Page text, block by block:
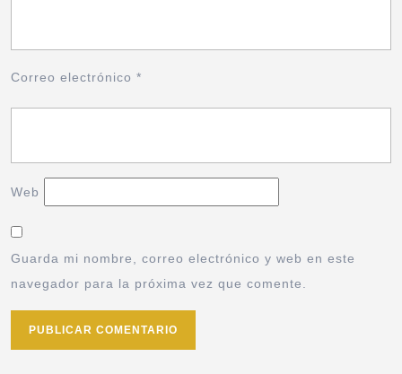
Correo electrónico *
Web
Guarda mi nombre, correo electrónico y web en este
navegador para la próxima vez que comente.